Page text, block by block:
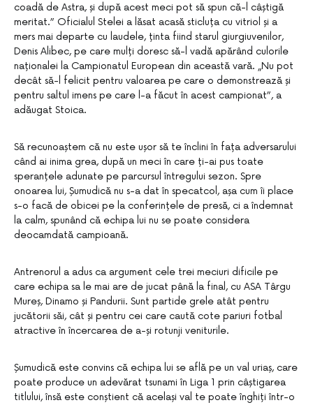
coadă de Astra, și după acest meci pot să spun că-l câștigă
meritat.” Oficialul Stelei a lăsat acasă sticluța cu vitriol și a
mers mai departe cu laudele, ținta fiind starul giurgiuvenilor,
Denis Alibec, pe care mulți doresc să-l vadă apărând culorile
naționalei la Campionatul European din această vară. „Nu pot
decât să-l felicit pentru valoarea pe care o demonstrează și
pentru saltul imens pe care l-a făcut în acest campionat”, a
adăugat Stoica.
Să recunoaștem că nu este ușor să te înclini în fața adversarului
când ai inima grea, după un meci în care ți-ai pus toate
speranțele adunate pe parcursul întregului sezon. Spre
onoarea lui, Șumudică nu s-a dat în specatcol, așa cum îi place
s-o facă de obicei pe la conferințele de presă, ci a îndemnat
la calm, spunând că echipa lui nu se poate considera
deocamdată campioană.
Antrenorul a adus ca argument cele trei meciuri dificile pe
care echipa sa le mai are de jucat până la final, cu ASA Târgu
Mureș, Dinamo și Pandurii. Sunt partide grele atât pentru
jucătorii săi, cât și pentru cei care caută cote pariuri fotbal
atractive în încercarea de a-și rotunji veniturile.
Șumudică este convins că echipa lui se află pe un val uriaș, care
poate produce un adevărat tsunami în Liga 1 prin câștigarea
titlului, însă este conștient că același val te poate înghiți într-o